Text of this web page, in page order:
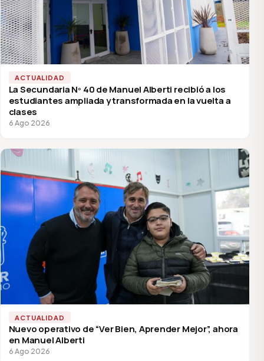
ACTUALIDAD
La Secundaria Nº 40 de Manuel Alberti recibió a los
estudiantes ampliada y transformada en la vuelta a
clases
6 Ago 2026
ACTUALIDAD
Nuevo operativo de “Ver Bien, Aprender Mejor”, ahora
en Manuel Alberti
6 Ago 2026